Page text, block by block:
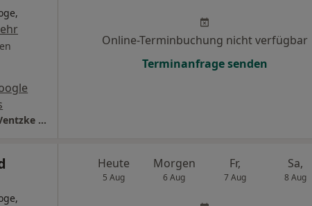
Zentrum für Endokrinologie Dr.med. Klaus Ventzke Facharzt für Innere Medizin Endokrinologie u. Diabetologie
Online-Terminbuchung nicht verfügbar
Terminanfrage senden
Heute
5 Aug
Morgen
6 Aug
Fr,
7 Aug
Sa,
8 Aug